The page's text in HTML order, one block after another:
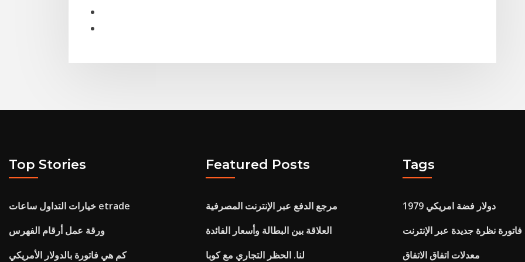
Top Stories
خيارات التداول ساعات etrade
ورقة عمل أرقام الفهرس
كم هي فاتورة بالدولار الأمريكي
Featured Posts
مرجع الدفع عبر الإنترنت المصرفية
العلاقة بين البطالة وأسعار الفائدة
لنا. الحظر التجاري مع كوبا
Tags
دولار فضة امريكي 1979
نظرة جديدة عبر الإنترنت
معدلات اتفاق الاتفاق